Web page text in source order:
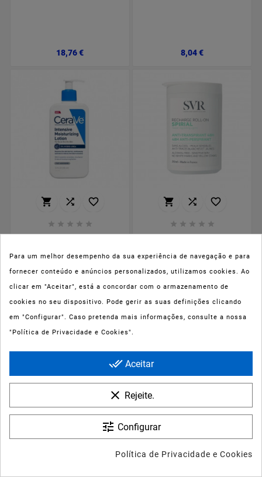
18,76 €Preço 8,04 €Preço
  
    
473ml
16,19 €Preço
  
    
Recarga 50ml
7,43 €Preço
  
Para um melhor desempenho da sua experiência de navegação e para
fornecer conteúdo e anúncios personalizados, utilizamos cookies. Ao
clicar em "Aceitar", está a concordar com o armazenamento de
cookies no seu dispositivo. Pode gerir as suas definições clicando
em "Configurar". Caso pretenda mais informações, consulte a nossa
"Política de Privacidade e Cookies".
done_all Aceitar
clear Rejeite.
tune Configurar
Política de Privacidade e Cookies